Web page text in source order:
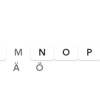
M N O P
Ä Ö